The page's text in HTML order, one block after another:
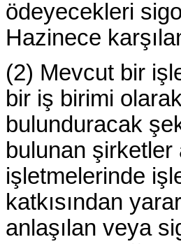
ödeyecekleri
Hazinece
(2) Mevcut bir
bir iş birimi
bulunduracak
bulunan şirketler
işletmelerinde
katkısından
anlaşılan veya